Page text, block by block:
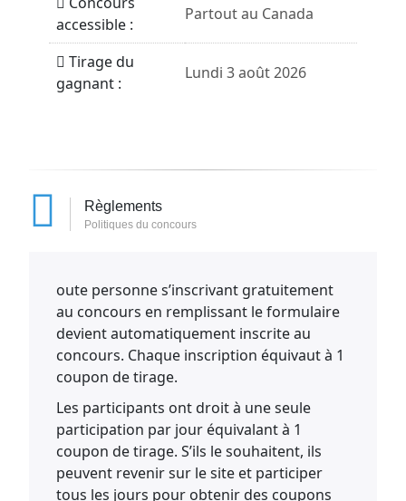
accessible :
Partout au Canada
Tirage du
gagnant :
Lundi 3 août 2026
Règlements
Politiques du concours
oute personne s’inscrivant gratuitement
au concours en remplissant le formulaire
devient automatiquement inscrite au
concours. Chaque inscription équivaut à 1
coupon de tirage.
Les participants ont droit à une seule
participation par jour équivalant à 1
coupon de tirage. S’ils le souhaitent, ils
peuvent revenir sur le site et participer
tous les jours pour obtenir des coupons